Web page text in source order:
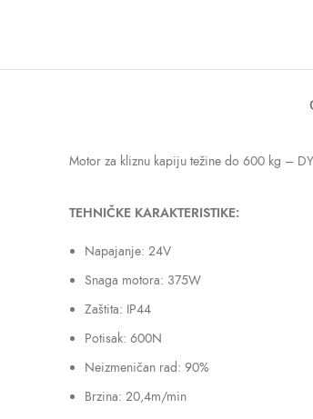
Motor za kliznu kapiju težine do 600 kg –
TEHNIČKE KARAKTERISTIKE:
Napajanje: 24V
Snaga motora: 375W
Zaštita: IP44
Potisak: 600N
Neizmeničan rad: 90%
Brzina: 20,4m/min